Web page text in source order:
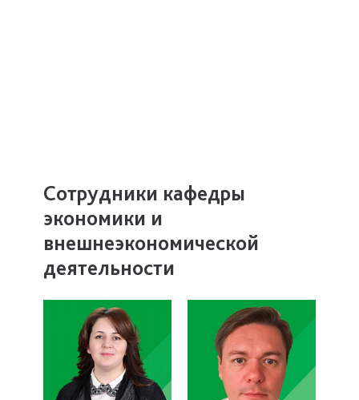
Сотрудники кафедры
экономики и
внешнеэкономической
деятельности